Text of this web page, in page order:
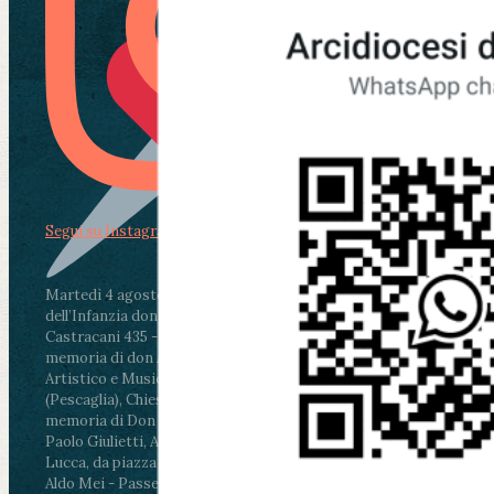
Martedì 4 agosto2026
ore 11:30 - Lucca, Scuola
dell’Infanzia don Aldo Mei - Viale Castruccio
Castracani 435 - Inaugurazione murales in
memoria di don Aldo Mei curato dal Liceo
Artistico e Musicale “Passaglia”
ore 18 - Fiano
(Pescaglia), Chiesa parrocchiale - Messa in
memoria di Don Aldo Mei celebrata da mons.
Paolo Giulietti, Arcivescovo di Lucca
ore 20.30 -
Lucca, da piazza San Michele al Cippo di don
Aldo Mei - Passeggiata della Memoria in alcuni
Segui su Instagram